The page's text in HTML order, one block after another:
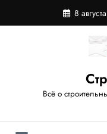
содержимому
8
Всё о